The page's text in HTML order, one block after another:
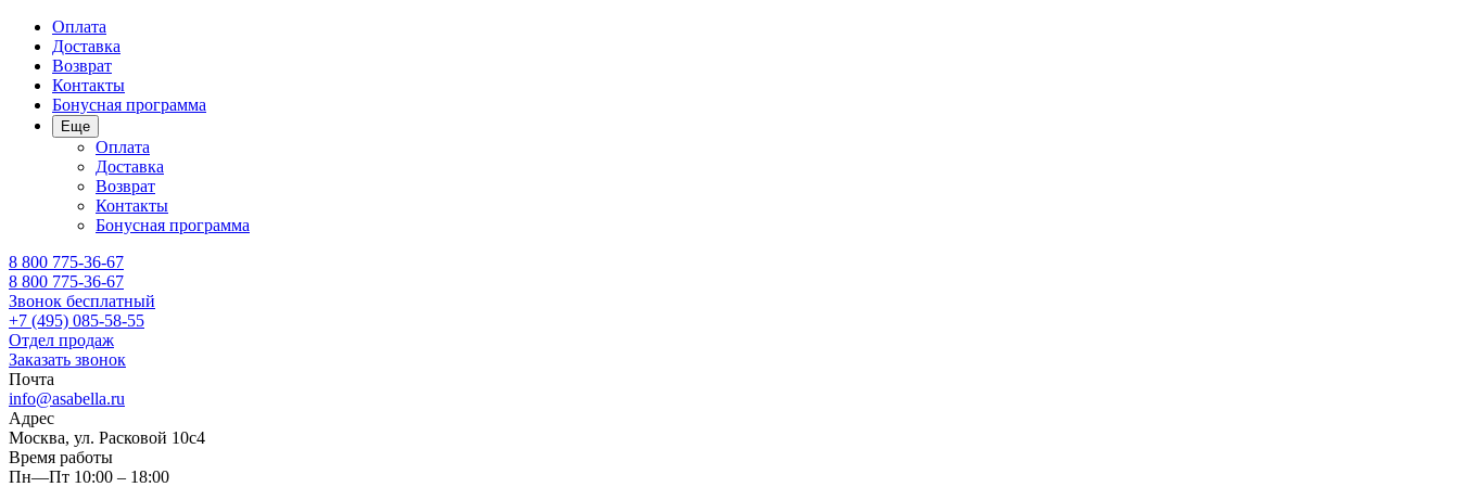
Оплата
Доставка
Возврат
Контакты
Бонусная программа
Еще
Оплата
Доставка
Возврат
Контакты
Бонусная программа
8 800 775-36-67
8 800 775-36-67
Звонок бесплатный
+7 (495) 085-58-55
Отдел продаж
Заказать звонок
Почта
info@asabella.ru
Адрес
Москва, ул. Расковой 10с4
Время работы
Пн—Пт 10:00 – 18:00